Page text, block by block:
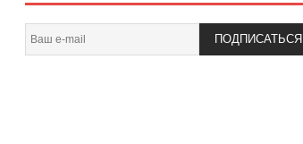
ПОДПИСАТЬСЯ